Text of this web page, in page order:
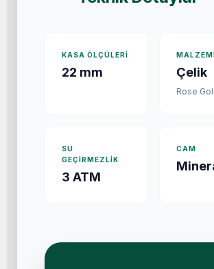
KASA ÖLÇÜLERI
22 mm Çelik
Rose
SU
GEÇIRMEZLIK
3 ATM
CAM